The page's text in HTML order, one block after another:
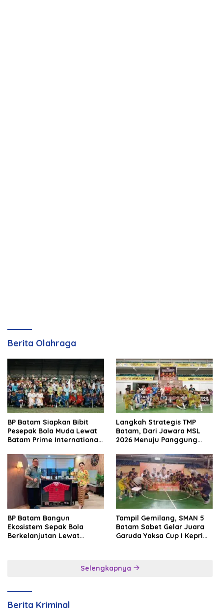
Berita Olahraga
BP Batam Siapkan Bibit
Pesepak Bola Muda Lewat
Batam Prime International
Langkah Strategis TMP
Batam, Dari Jawara MSL
2026 Menuju Panggung
BP Batam Bangun
Ekosistem Sepak Bola
Berkelanjutan Lewat
Tampil Gemilang, SMAN 5
Batam Sabet Gelar Juara
Garuda Yaksa Cup I Kepri
Selengkapnya
Berita Kriminal